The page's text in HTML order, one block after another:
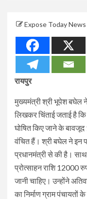
Expose Today News
रायपुर
मुख्यमंत्री श्री भूपेश बघेल ने
लिखकर चिंताई जताई है कि
घोषित किए जाने के
वंचित हैं। श्री बघेल ने इन
प्रधानमंत्री से की है। साथ
प्रोत्साहन राशि 12000
जानी चाहिए। उन्होंने
का निर्माण ग्राम